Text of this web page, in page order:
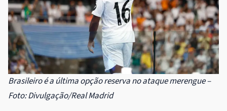
Brasileiro é a última opção reserva no ataque merengue –
Foto: Divulgação/Real Madrid